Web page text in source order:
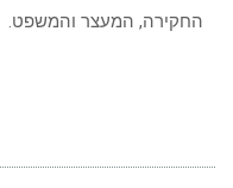
החקירה, המעצר והמשפט.